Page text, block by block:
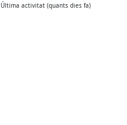
Última activitat (quants dies fa)